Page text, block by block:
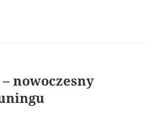
nowoczesny